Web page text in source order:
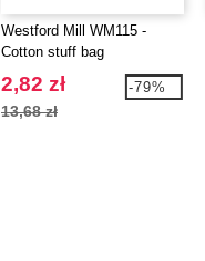
Westford Mill WM115 -
Cotton stuff bag
2,82 zł
13,68 zł
-79%